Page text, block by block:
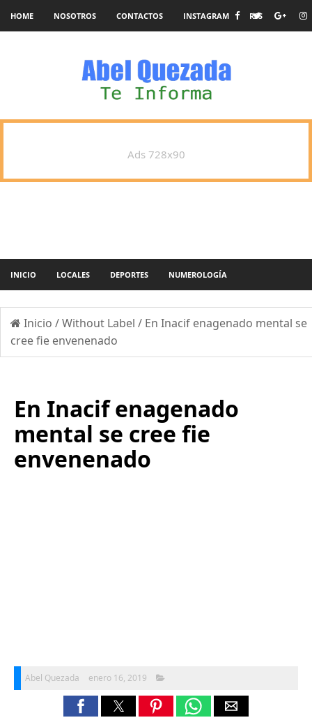
HOME NOSOTROS CONTACTOS INSTAGRAM RSS
Ads 728x90
INICIO LOCALES DEPORTES NUMEROLOGÍA
Inicio /Without Label / En Inacif enagenado mental se
cree fie envenenado
En Inacif enagenado
mental se cree fie
envenenado
Abel Quezada enero 16, 2019